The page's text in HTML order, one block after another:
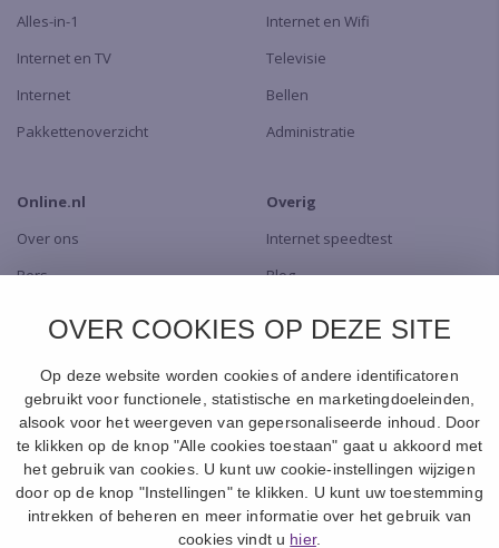
OVER COOKIES OP DEZE SITE
Op deze website worden cookies of andere identificatoren
gebruikt voor functionele, statistische en marketingdoeleinden,
alsook voor het weergeven van gepersonaliseerde inhoud. Door
te klikken op de knop "Alle cookies toestaan" gaat u akkoord met
het gebruik van cookies. U kunt uw cookie-instellingen wijzigen
door op de knop "Instellingen" te klikken. U kunt uw toestemming
intrekken of beheren en meer informatie over het gebruik van
cookies vindt u hier.
Alles-in-1
Internet en TV
Internet
Pakkettenoverzicht
Internet en Wifi
Televisie
Bellen
Administratie
Online.nl
Over ons
Pers
Overig
Internet speedtest
Blog
Canal+ Luxembourg S. à r.l. - Alle rechten voorbehouden.